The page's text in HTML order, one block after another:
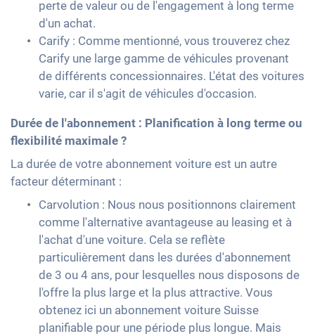
perte de valeur ou de l'engagement à long terme
d'un achat.
Carify : Comme mentionné, vous trouverez chez
Carify une large gamme de véhicules provenant
de différents concessionnaires. L'état des voitures
varie, car il s'agit de véhicules d'occasion.
Durée de l'abonnement : Planification à long terme ou
flexibilité maximale ?
La durée de votre abonnement voiture est un autre
facteur déterminant :
Carvolution : Nous nous positionnons clairement
comme l'alternative avantageuse au leasing et à
l'achat d'une voiture. Cela se reflète
particulièrement dans les durées d'abonnement
de 3 ou 4 ans, pour lesquelles nous disposons de
l'offre la plus large et la plus attractive. Vous
obtenez ici un abonnement voiture Suisse
planifiable pour une période plus longue. Mais